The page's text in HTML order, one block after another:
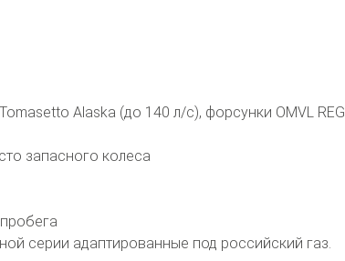
Alaska (до 140 л/с), форсунки OMVL REG
запасного колеса
серии адаптированные под российский газ.